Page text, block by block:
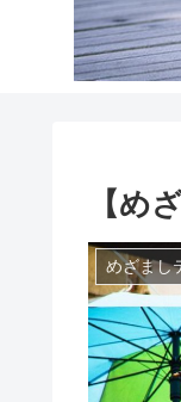
【め
めざまし